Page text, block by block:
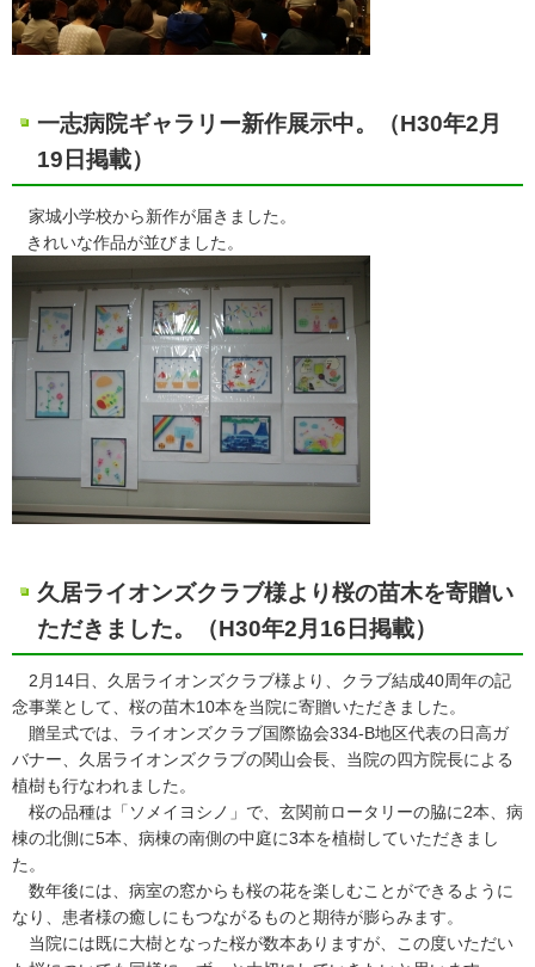
一志病院ギャラリー新作展示中。（H30年2月
19日掲載）
家城小学校から新作が届きました。
きれいな作品が並びました。
久居ライオンズクラブ様より桜の苗木を寄贈い
ただきました。（H30年2月16日掲載）
2月14日、久居ライオンズクラブ様より、クラブ結成40周年の記
念事業として、桜の苗木10本を当院に寄贈いただきました。
贈呈式では、ライオンズクラブ国際協会334-B地区代表の日高ガ
バナー、久居ライオンズクラブの関山会長、当院の四方院長による
植樹も行なわれました。
桜の品種は「ソメイヨシノ」で、玄関前ロータリーの脇に2本、病
棟の北側に5本、病棟の南側の中庭に3本を植樹していただきまし
た。
数年後には、病室の窓からも桜の花を楽しむことができるように
なり、患者様の癒しにもつながるものと期待が膨らみます。
当院には既に大樹となった桜が数本ありますが、この度いただい